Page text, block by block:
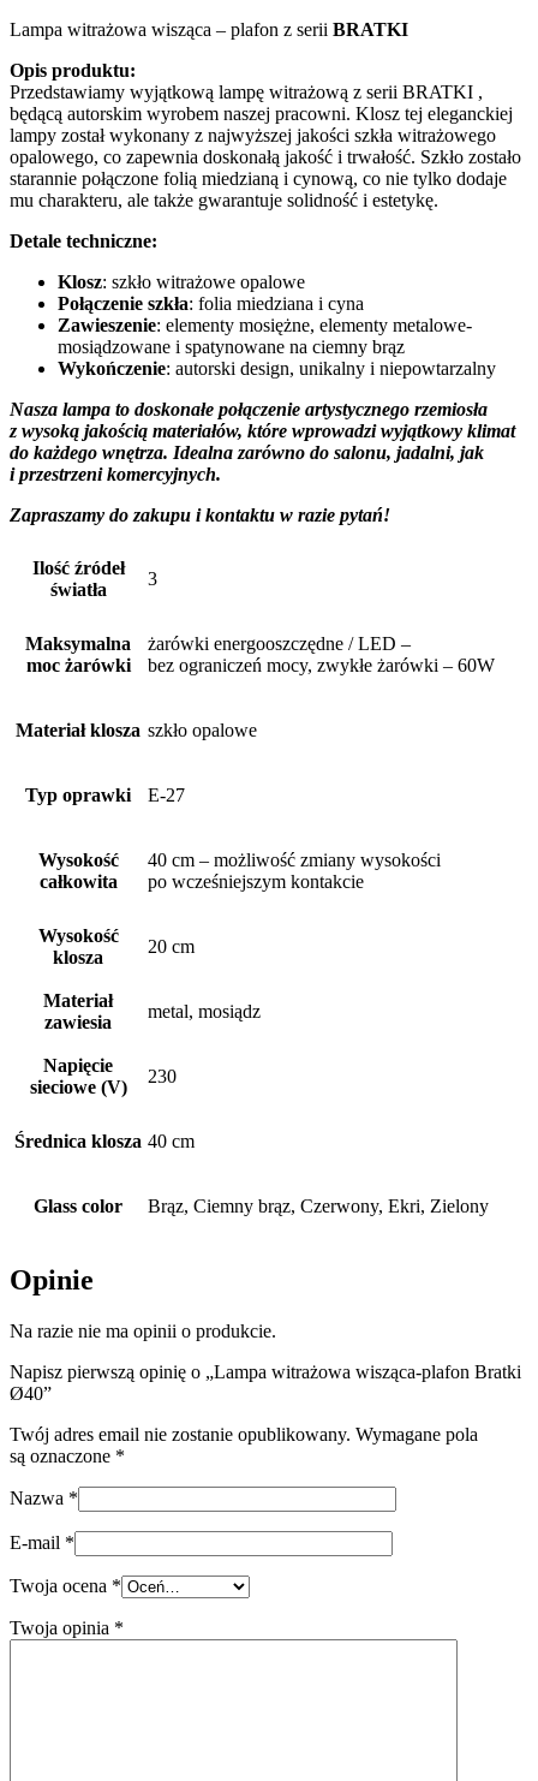
Lampa witrażowa wisząca – plafon z serii BRATKI
Opis produktu:
Przedstawiamy wyjątkową lampę witrażową z serii BRATKI ,
będącą autorskim wyrobem naszej pracowni. Klosz tej eleganckiej
lampy został wykonany z najwyższej jakości szkła witrażowego
opalowego, co zapewnia doskonałą jakość i trwałość. Szkło zostało
starannie połączone folią miedzianą i cynową, co nie tylko dodaje
mu charakteru, ale także gwarantuje solidność i estetykę.
Detale techniczne:
Klosz: szkło witrażowe opalowe
Połączenie szkła: folia miedziana i cyna
Zawieszenie: elementy mosiężne, elementy metalowe-
mosiądzowane i spatynowane na ciemny brąz
Wykończenie: autorski design, unikalny i niepowtarzalny
Nasza lampa to doskonałe połączenie artystycznego rzemiosła
z wysoką jakością materiałów, które wprowadzi wyjątkowy klimat
do każdego wnętrza. Idealna zarówno do salonu, jadalni, jak
i przestrzeni komercyjnych.
Zapraszamy do zakupu i kontaktu w razie pytań!
Ilość źródeł
światła
3
Maksymalna
moc żarówki
żarówki energooszczędne / LED –
bez ograniczeń mocy, zwykłe żarówki – 60W
Materiał klosza szkło opalowe
Typ oprawki E-27
Wysokość
całkowita
40 cm – możliwość zmiany wysokości
po wcześniejszym kontakcie
Wysokość
klosza
20 cm
Materiał
zawiesia
metal, mosiądz
Napięcie
sieciowe (V)
230
Średnica klosza 40 cm
Glass color Brąz, Ciemny brąz, Czerwony, Ekri, Zielony
Opinie
Na razie nie ma opinii o produkcie.
Napisz pierwszą opinię o „Lampa witrażowa wisząca-plafon Bratki
Ø40”
Twój adres email nie zostanie opublikowany. Wymagane pola
są oznaczone *
Nazwa *
E-mail *
Twoja ocena *
Twoja opinia *